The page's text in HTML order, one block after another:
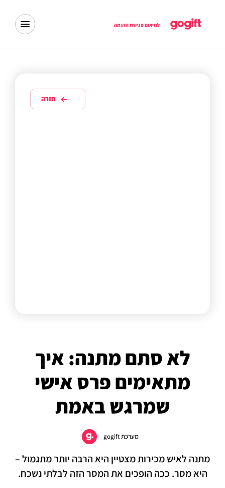
לתיאום פגישת הדגמה
חזרה
לא סתם מתנה: איך
מתאימים פרס אישי
שמרגש באמת
מערכת gogift
מתנה לאיש מכירות מצטיין היא הרבה יותר מתגמול –
היא מסר. ככה הופכים את המסר הזה לבלתי נשכח.